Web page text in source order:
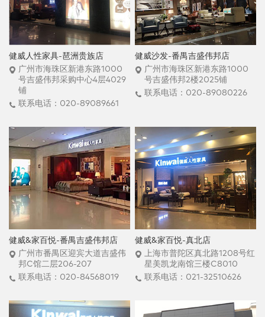
健威人性家具-琶洲贵族店
广州市海珠区新港东路1000
号吉盛伟邦采购中心4层4029
铺
联系电话：020-89089661
健威沙发-番禺吉盛伟邦店
广州市海珠区新港东路1000
号吉盛伟邦2楼2025铺
联系电话：020-89080226
健威&家百悦-番禺吉盛伟邦店
广州市番禺区迎宾大道吉盛伟
邦C馆二层206-207
联系电话：020-84568019
健威&家百悦-真北店
上海市普陀区真北路1208号红
星美凯龙南馆三楼C8010
联系电话：021-32510626